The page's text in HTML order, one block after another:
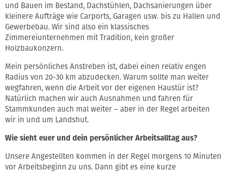
und Bauen im Bestand, Dachstühlen, Dachsanierungen über
kleinere Aufträge wie Carports, Garagen usw. bis zu Hallen und
Gewerbebau. Wir sind also ein klassisches
Zimmereiunternehmen mit Tradition, kein großer
Holzbaukonzern.
Mein persönliches Anstreben ist, dabei einen relativ engen
Radius von 20-30 km abzudecken. Warum sollte man weiter
wegfahren, wenn die Arbeit vor der eigenen Haustür ist?
Natürlich machen wir auch Ausnahmen und fahren für
Stammkunden auch mal weiter – aber in der Regel arbeiten
wir in und um Landshut.
Wie sieht euer und dein persönlicher Arbeitsalltag aus?
Unsere Angestellten kommen in der Regel morgens 10 Minuten
vor Arbeitsbeginn zu uns. Dann gibt es eine kurze